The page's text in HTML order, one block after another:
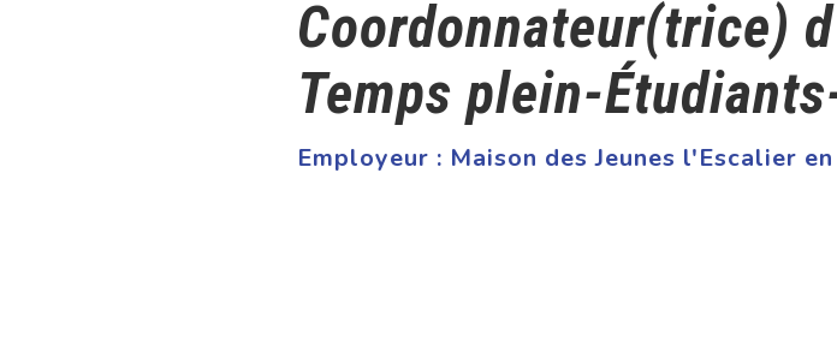
Coordonnateur(trice)
Temps plein-
Employeur : Maison des Jeunes l'Escalier